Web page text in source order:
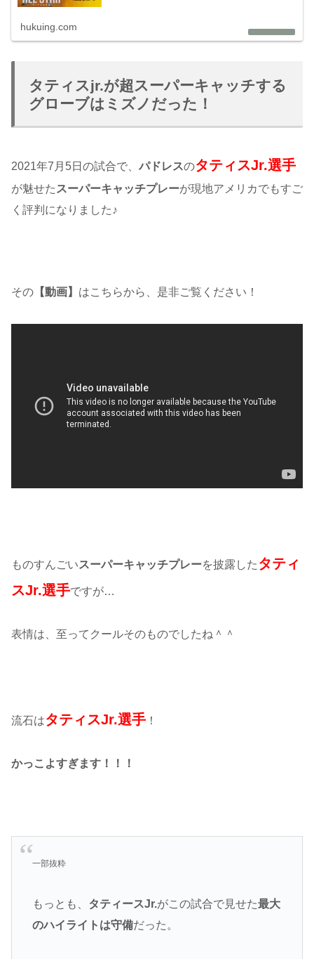
hukuing.com
タティスjr.が超スーパーキャッチする
グローブはミズノだった！
2021年7月5日の試合で、 パドレスのタティスJr.選手
が魅せた スーパーキャッチプレーが現地アメリカでもすご
く評判になりました♪
その 【動画】 はこちらから、是非ご覧ください！
ものすんごいスーパーキャッチプレーを披露した タティ
スJr.選手ですが…
表情は、至ってクールそのものでしたね＾＾
流石はタティスJr.選手 ！
かっこよすぎます！！！
一部抜粋
もっとも、 タティースJr.がこの試合で見せた最大
のハイライトは守備だった。